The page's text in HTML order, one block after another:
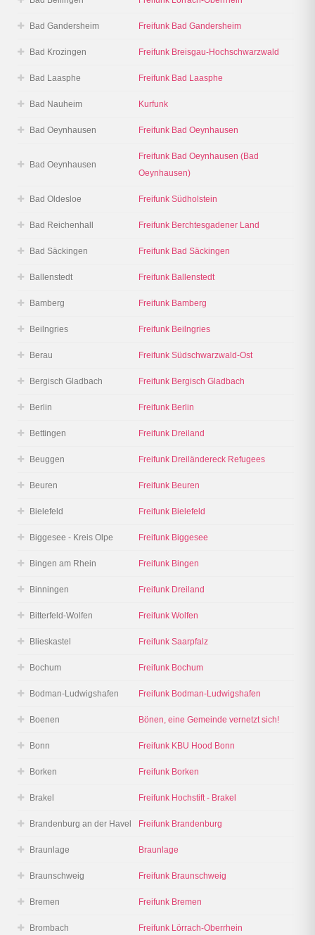
Bad Gandersheim Freifunk Bad Gandersheim
Bad Krozingen Freifunk Breisgau-Hochschwarzwald
Bad Laasphe Freifunk Bad Laasphe
Bad Nauheim Kurfunk
Bad Oeynhausen Freifunk Bad Oeynhausen
Bad Oeynhausen
Freifunk Bad Oeynhausen (Bad
Oeynhausen)
Bad Oldesloe Freifunk Südholstein
Bad Reichenhall Freifunk Berchtesgadener Land
Bad Säckingen Freifunk Bad Säckingen
Ballenstedt Freifunk Ballenstedt
Bamberg Freifunk Bamberg
Beilngries Freifunk Beilngries
Berau Freifunk Südschwarzwald-Ost
Bergisch Gladbach Freifunk Bergisch Gladbach
Berlin Freifunk Berlin
Bettingen Freifunk Dreiland
Beuggen Freifunk Dreiländereck Refugees
Beuren Freifunk Beuren
Bielefeld Freifunk Bielefeld
Biggesee - Kreis Olpe Freifunk Biggesee
Bingen am Rhein Freifunk Bingen
Binningen Freifunk Dreiland
Bitterfeld-Wolfen Freifunk Wolfen
Blieskastel Freifunk Saarpfalz
Bochum Freifunk Bochum
Bodman-Ludwigshafen Freifunk Bodman-Ludwigshafen
Boenen Bönen, eine Gemeinde vernetzt sich!
Bonn Freifunk KBU Hood Bonn
Borken Freifunk Borken
Brakel Freifunk Hochstift - Brakel
Brandenburg an der Havel Freifunk Brandenburg
Braunlage Braunlage
Braunschweig Freifunk Braunschweig
Bremen Freifunk Bremen
Brombach Freifunk Lörrach-Oberrhein